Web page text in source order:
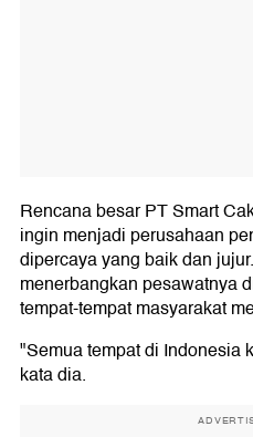
Rencana besar PT Smart
ingin menjadi perusahaan
dipercaya yang baik dan
menerbangkan pesawatnya
tempat-tempat masyarakat
"Semua tempat di Indonesia
kata dia.